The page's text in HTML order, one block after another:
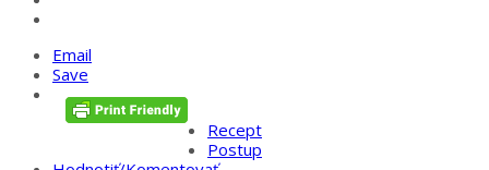
Email
Save
Recept
Postup